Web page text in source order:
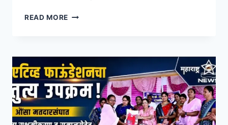
READ MORE